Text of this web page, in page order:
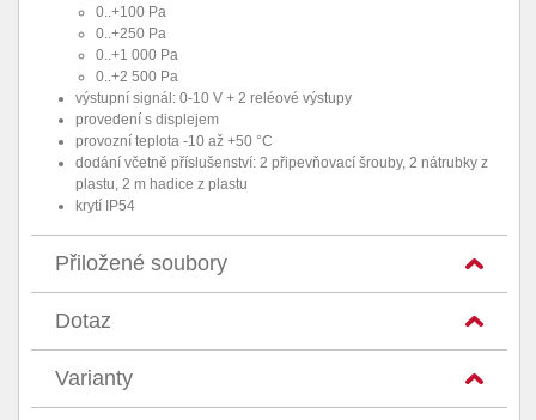
0..+100 Pa
0..+250 Pa
0..+1 000 Pa
0..+2 500 Pa
výstupní signál: 0-10 V + 2 reléové výstupy
provedení s displejem
provozní teplota -10 až +50 °C
dodání včetně příslušenství: 2 připevňovací šrouby, 2 nátrubky z
plastu, 2 m hadice z plastu
krytí IP54
Přiložené soubory
Dotaz
Varianty